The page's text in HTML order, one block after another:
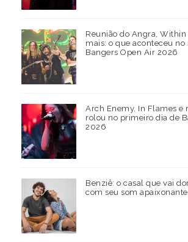
Reunião do Angra, Within
mais: o que aconteceu no
Bangers Open Air 2026
Arch Enemy, In Flames e
rolou no primeiro dia de
2026
Benziê: o casal que vai
com seu som apaixonante